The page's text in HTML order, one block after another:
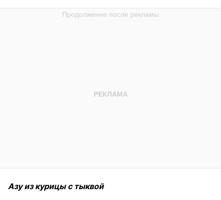
Азу из курицы с тыквой